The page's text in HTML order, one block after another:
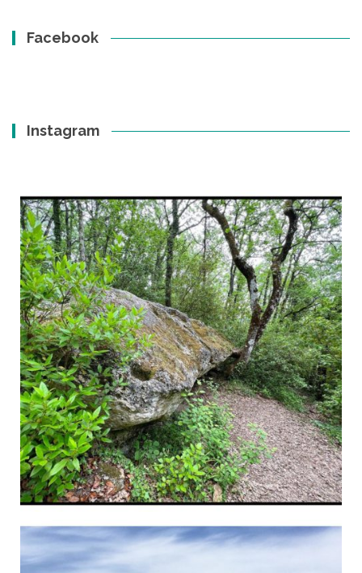
Facebook
Instagram